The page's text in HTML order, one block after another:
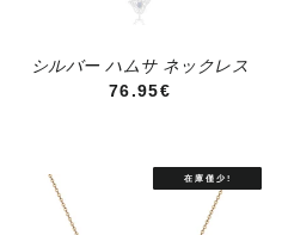
シルバー ハムサ ネックレス
通常価格
76.95€